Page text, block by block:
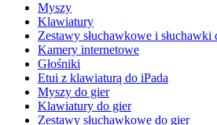
Myszy
Klawiatury
Zestawy słuchawkowe i słuchawki
Kamery internetowe
Głośniki
Etui z klawiaturą do iPada
Myszy do gier
Klawiatury do gier
Zestawy słuchawkowe do gier